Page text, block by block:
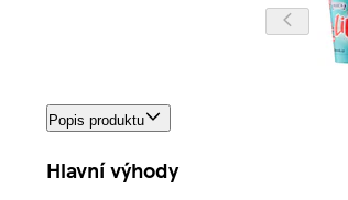
Popis produktu
Hlavní výhody